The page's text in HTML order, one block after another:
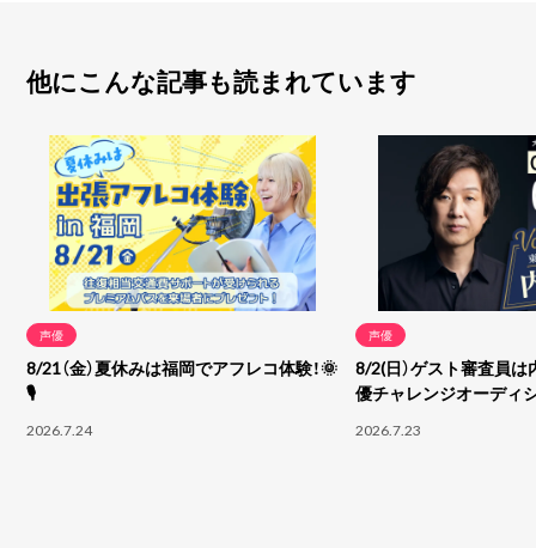
他にこんな記事も読まれています
声優
8/21（金）夏休みは福岡でアフレコ体験！🌞
🎙
2026.7.24
声優
8/2(日）ゲスト審査員は
優チャレンジオーディ
2026.7.23